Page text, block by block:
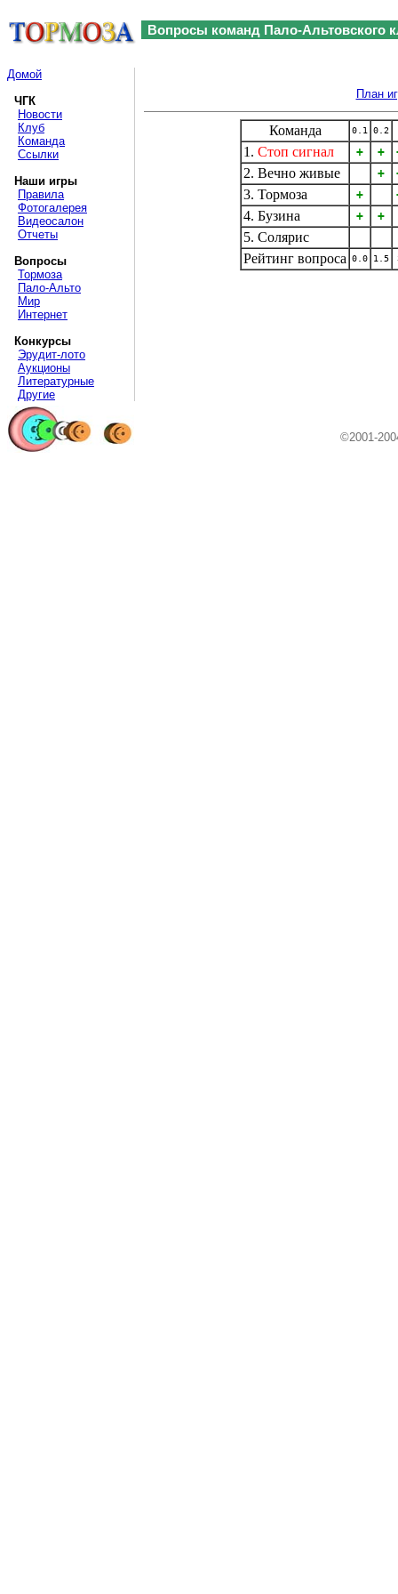
Вопросы команд Пало-Альтовского
Домой
ЧГК
Новости
Клуб
Команда
Ссылки
Наши игры
Правила
Фотогалерея
Видеосалон
Отчеты
Вопросы
Тормоза
Пало-Альто
Мир
Интернет
Конкурсы
Эрудит-лото
Аукционы
Литературные
Другие
План
Команда 0.1 0.2
1. Стоп сигнал + +
2. Вечно живые +
3. Тормоза +
4. Бузина + +
5. Солярис
Рейтинг вопроса
0.0 1.5
©2001-